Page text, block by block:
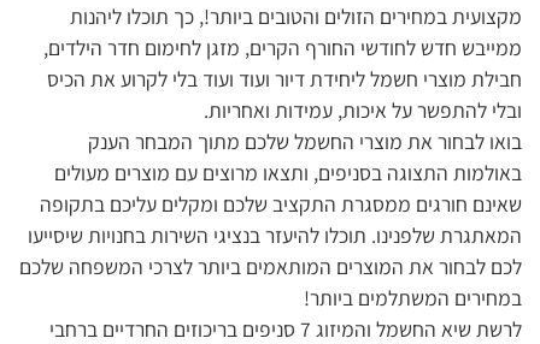
מקצועית במחירים הזולים והטובים ביותר!, כך תוכלו ליהנות
ממייבש חדש לחודשי החורף הקרים, מזגן לחימום חדר הילדים,
חבילת מוצרי חשמל ליחידת דיור ועוד ועוד בלי לקרוע את הכיס
ובלי להתפשר על איכות, עמידות ואחריות.
בואו לבחור את מוצרי החשמל שלכם מתוך המבחר הענק
באולמות התצוגה בסניפים, ותצאו מרוצים עם מוצרים מעולים
שאינם חורגים ממסגרת התקציב שלכם ומקלים עליכם בתקופה
המאתגרת שלפנינו. תוכלו להיעזר בנציגי השירות בחנויות שיסייעו
לכם לבחור את המוצרים המותאמים ביותר לצרכי המשפחה שלכם
במחירים המשתלמים ביותר!
לרשת שיא החשמל והמיזוג 7 סניפים בריכוזים החרדיים ברחבי